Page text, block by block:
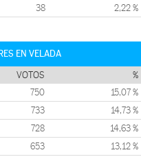
38 2,22 %
EN VELADA
VOTOS %
750 15,07 %
733 14,73 %
728 14,63 %
653 13,12 %